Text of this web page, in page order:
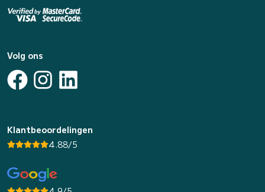
Volg ons
Klantbeoordelingen
4.88/5